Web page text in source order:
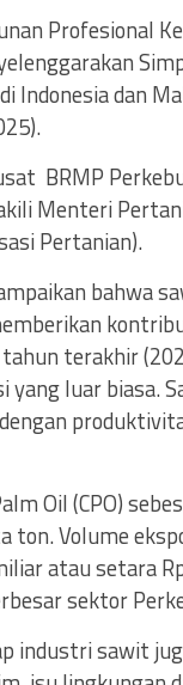
Profesional
dan
BRMP
Menteri
Pertanian).
bahwa
terakhir
luar biasa.
Oil (CPO)
ton. Volume
atau setara
sektor
industri sawit